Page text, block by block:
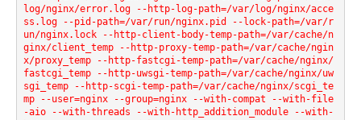
log/nginx/error.log --http-log-path=/var/log/nginx/acce
ss.log --pid-path=/var/run/nginx.pid --lock-path=/var/r
un/nginx.lock --http-client-body-temp-path=/var/cache/n
ginx/client_temp --http-proxy-temp-path=/var/cache/ngin
x/proxy_temp --http-fastcgi-temp-path=/var/cache/nginx/
fastcgi_temp --http-uwsgi-temp-path=/var/cache/nginx/uw
sgi_temp --http-scgi-temp-path=/var/cache/nginx/scgi_te
mp --user=nginx --group=nginx --with-compat --with-file
-aio --with-threads --with-http_addition_module --with-